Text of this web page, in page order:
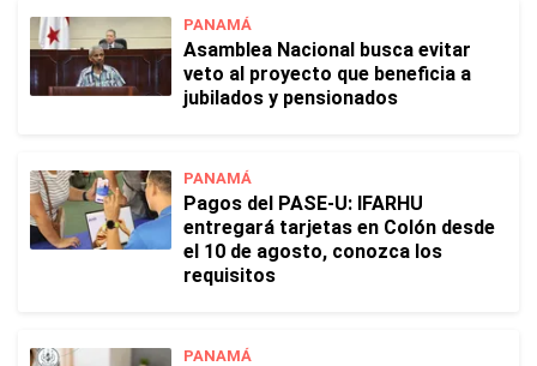
PANAMÁ
Asamblea Nacional busca evitar
veto al proyecto que beneficia a
jubilados y pensionados
PANAMÁ
Pagos del PASE-U: IFARHU
entregará tarjetas en Colón desde
el 10 de agosto, conozca los
requisitos
PANAMÁ